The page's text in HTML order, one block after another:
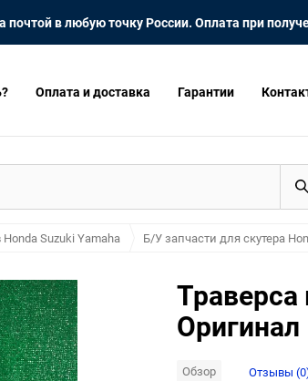
почтой в любую точку России. Оплата при
Оплата и доставка Гарантии
Suzuki Yamaha Б/У запчасти для скутера
Траверса
Оригинал
Обзор Отзывы